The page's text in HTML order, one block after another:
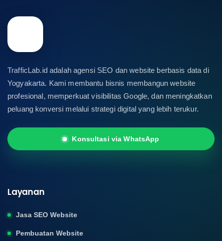
TrafficLab.id adalah agensi SEO dan website berbasis data di
Yogyakarta. Kami membantu bisnis membangun website
profesional, memperkuat visibilitas Google, dan meningkatkan
peluang konversi melalui strategi digital yang lebih terukur.
Konsultasi via WhatsApp
Layanan
Jasa SEO Website
Pembuatan Website